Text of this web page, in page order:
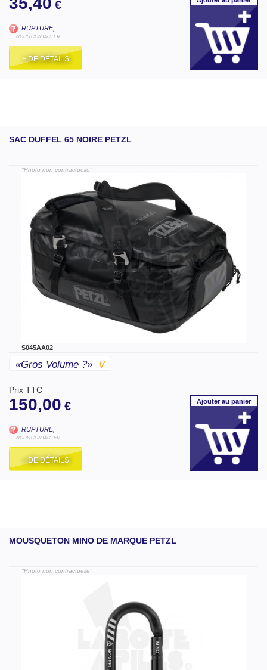
€
RUPTURE,
NOUS CONTACTER
+ DE DÉTAILS
SAC DUFFEL 65 NOIRE PETZL
"Photo non contractuelle"
S045AA02
«gros Volume ?» V
Prix TTC
150,00 €
RUPTURE,
NOUS CONTACTER
+ DE DÉTAILS
Ajouterau panier
MOUSQUETON MINO DE MARQUE PETZL
"Photo non contractuelle"